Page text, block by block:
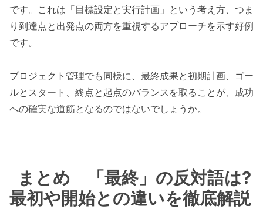
です。これは「目標設定と実行計画」という考え方、つま
り到達点と出発点の両方を重視するアプローチを示す好例
です。
プロジェクト管理でも同様に、最終成果と初期計画、ゴー
ルとスタート、終点と起点のバランスを取ることが、成功
への確実な道筋となるのではないでしょうか。
まとめ 「最終」の反対語は?
最初や開始との違いを徹底解説